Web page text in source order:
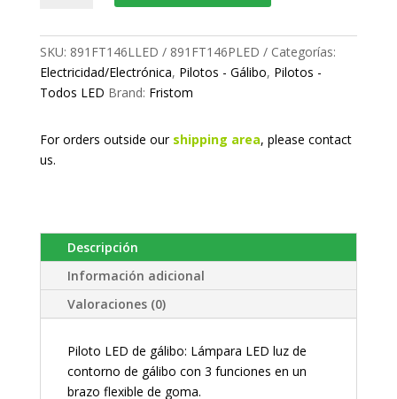
SKU: 891FT146LLED / 891FT146PLED
Categorías:
Electricidad/Electrónica, Pilotos - Gálibo, Pilotos -
Todos LED Brand: Fristom
For orders outside our shipping area, please contact
us.
Descripción
Información adicional
Valoraciones (0)
Piloto LED de gálibo: Lámpara LED luz de
contorno de gálibo con 3 funciones en un
brazo flexible de goma.